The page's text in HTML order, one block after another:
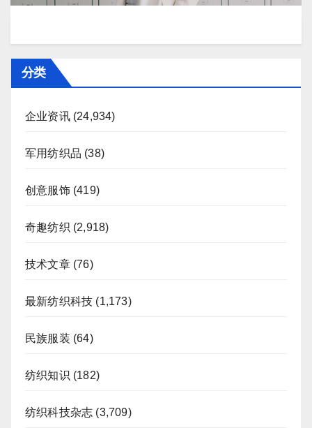
分类
企业资讯(24,934)
军用纺织品 (38)
创意服饰(419)
奇趣纺织 (2,918)
技术文章(76)
最新纺织科技 (1,173)
民族服装 (64)
纺织知识 (182)
纺织科技杂志 (3,709)